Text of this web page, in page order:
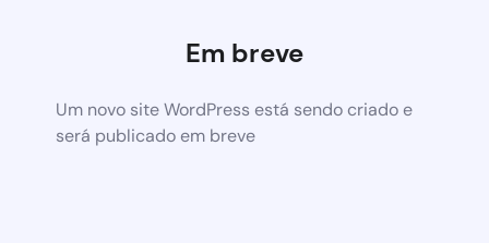
Em breve
Um novo site WordPress está sendo criado e
será publicado em breve